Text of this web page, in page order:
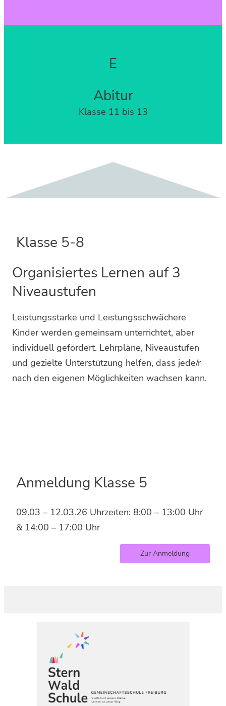
E
Abitur
Klasse 11 bis 13
Klasse 5-8
Organisiertes Lernen auf 3
Niveaustufen
Leistungsstarke und Leistungsschwächere
Kinder werden gemeinsam unterrichtet, aber
individuell gefördert. Lehrpläne, Niveaustufen
und gezielte Unterstützung helfen, dass jede/r
nach den eigenen Möglichkeiten wachsen kann.
Anmeldung Klasse 5
09.03 – 12.03.26 Uhrzeiten: 8:00 – 13:00 Uhr
& 14:00 – 17:00 Uhr
Zur Anmeldung